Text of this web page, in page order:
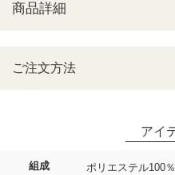
組成 ポリエステル100％
ご注文方法
商品詳細